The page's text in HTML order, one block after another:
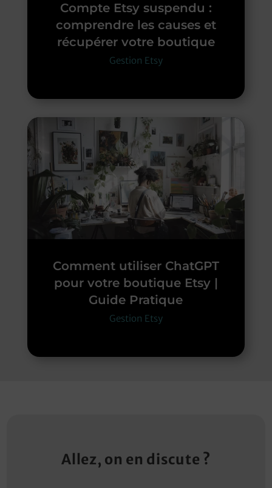
Compte Etsy suspendu :
comprendre les causes et
récupérer votre boutique
Gestion Etsy
Comment utiliser ChatGPT
pour votre boutique Etsy |
Guide Pratique
Gestion Etsy
Allez, on en discute ?